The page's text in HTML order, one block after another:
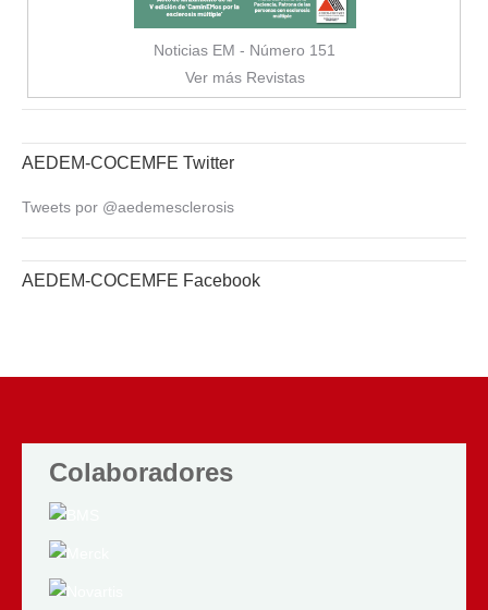
Noticias EM - Número 151
Ver más Revistas
AEDEM-COCEMFE Twitter
Tweets por @aedemesclerosis
AEDEM-COCEMFE Facebook
Colaboradores